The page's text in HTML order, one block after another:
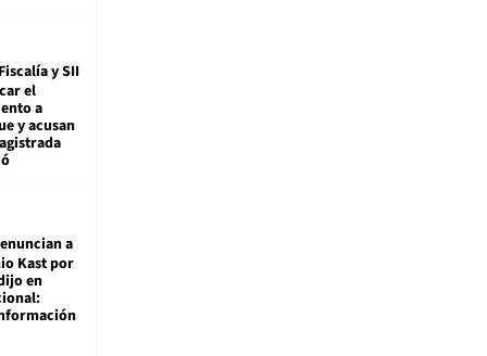
Fiscalía y SII
el
a
y acusan
a
Kast por
en